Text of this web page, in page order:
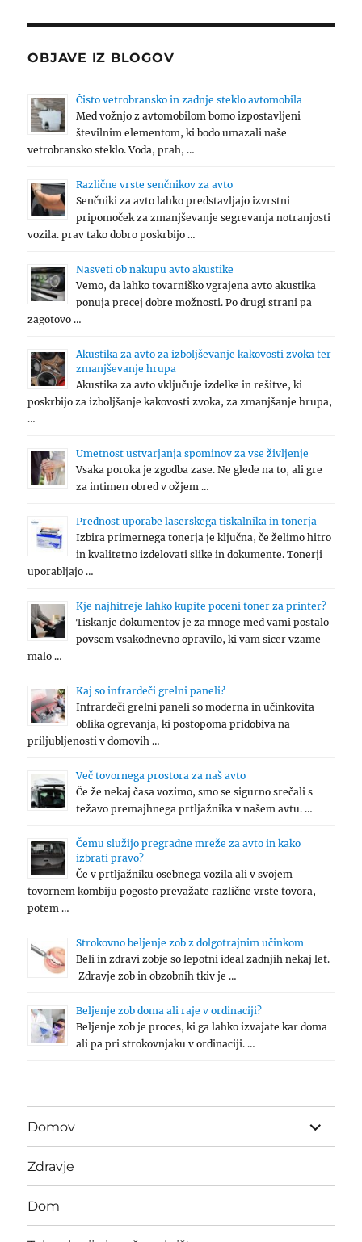
OBJAVE IZ BLOGOV
Čisto vetrobransko in zadnje steklo avtomobila
Med vožnjo z avtomobilom bomo izpostavljeni
številnim elementom, ki bodo umazali naše
vetrobransko steklo. Voda, prah, …
Različne vrste senčnikov za avto
Senčniki za avto lahko predstavljajo izvrstni
pripomoček za zmanjševanje segrevanja notranjosti
vozila. prav tako dobro poskrbijo …
Nasveti ob nakupu avto akustike
Vemo, da lahko tovarniško vgrajena avto akustika
ponuja precej dobre možnosti. Po drugi strani pa
zagotovo …
Akustika za avto za izboljševanje kakovosti zvoka ter
zmanjševanje hrupa
Akustika za avto vključuje izdelke in rešitve, ki
poskrbijo za izboljšanje kakovosti zvoka, za zmanjšanje hrupa,
…
Umetnost ustvarjanja spominov za vse življenje
Vsaka poroka je zgodba zase. Ne glede na to, ali gre
za intimen obred v ožjem …
Prednost uporabe laserskega tiskalnika in tonerja
Izbira primernega tonerja je ključna, če želimo hitro
in kvalitetno izdelovati slike in dokumente. Tonerji
uporabljajo …
Kje najhitreje lahko kupite poceni toner za printer?
Tiskanje dokumentov je za mnoge med vami postalo
povsem vsakodnevno opravilo, ki vam sicer vzame
malo …
Kaj so infrardeči grelni paneli?
Infrardeči grelni paneli so moderna in učinkovita
oblika ogrevanja, ki postopoma pridobiva na
priljubljenosti v domovih …
Več tovornega prostora za naš avto
Če že nekaj časa vozimo, smo se sigurno srečali s
težavo premajhnega prtljažnika v našem avtu. …
Čemu služijo pregradne mreže za avto in kako
izbrati pravo?
Če v prtljažniku osebnega vozila ali v svojem
tovornem kombiju pogosto prevažate različne vrste tovora,
potem …
Strokovno beljenje zob z dolgotrajnim učinkom
Beli in zdravi zobje so lepotni ideal zadnjih nekaj let.
Zdravje zob in obzobnih tkiv je …
Beljenje zob doma ali raje v ordinaciji?
Beljenje zob je proces, ki ga lahko izvajate kar doma
ali pa pri strokovnjaku v ordinaciji. …
Domov
expand
child
menu
Zdravje
Dom